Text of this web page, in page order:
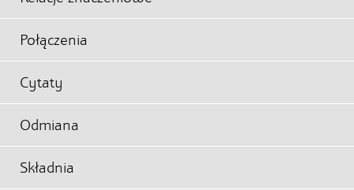
Połączenia
Cytaty
Odmiana
Składnia